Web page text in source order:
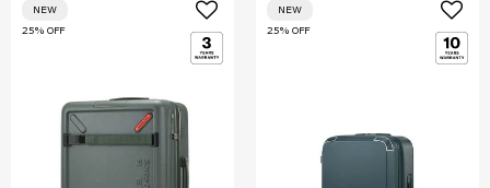
25% OFF
NEW
25% OFF
NEW